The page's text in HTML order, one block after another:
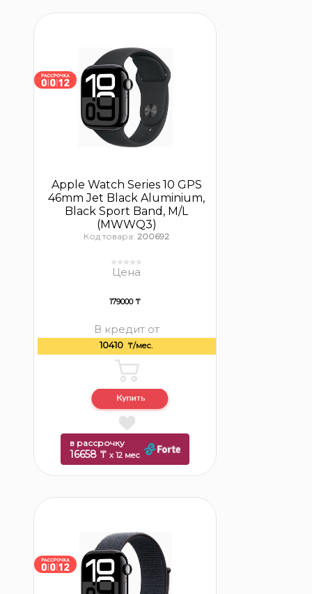
Apple Watch Series 10 GPS
46mm Jet Black Aluminium,
Black Sport Band, M/L
(MWWQ3)
Код товара: 200692
Цена
179000 ₸
В кредит от
10410 ₸/мес.
в рассрочку
16658 ₸ x 12 мес